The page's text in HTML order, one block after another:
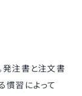
発注書と注文書
慣習によって